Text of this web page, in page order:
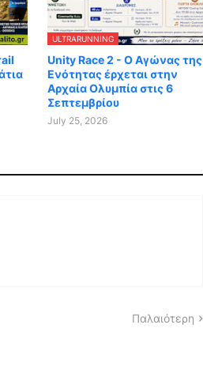
ULTRARUNNING
Unity Race 2 - Ο Αγώνας της
Ενότητας έρχεται στην
Αρχαία Ολυμπία στις 6
Σεπτεμβρίου
July 25, 2026
Παλαιότερη